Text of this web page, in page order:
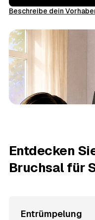
Beschreibe dein
Entdecken
Bruchsal für
Entrümpelung